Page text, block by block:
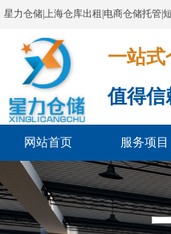
星力仓储|上海仓库出租|电商仓储托管|
一站式
值得信
网站首页 服务项目